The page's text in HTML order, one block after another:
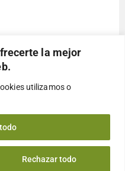
la mejor
utilizamos o
Rechazar todo